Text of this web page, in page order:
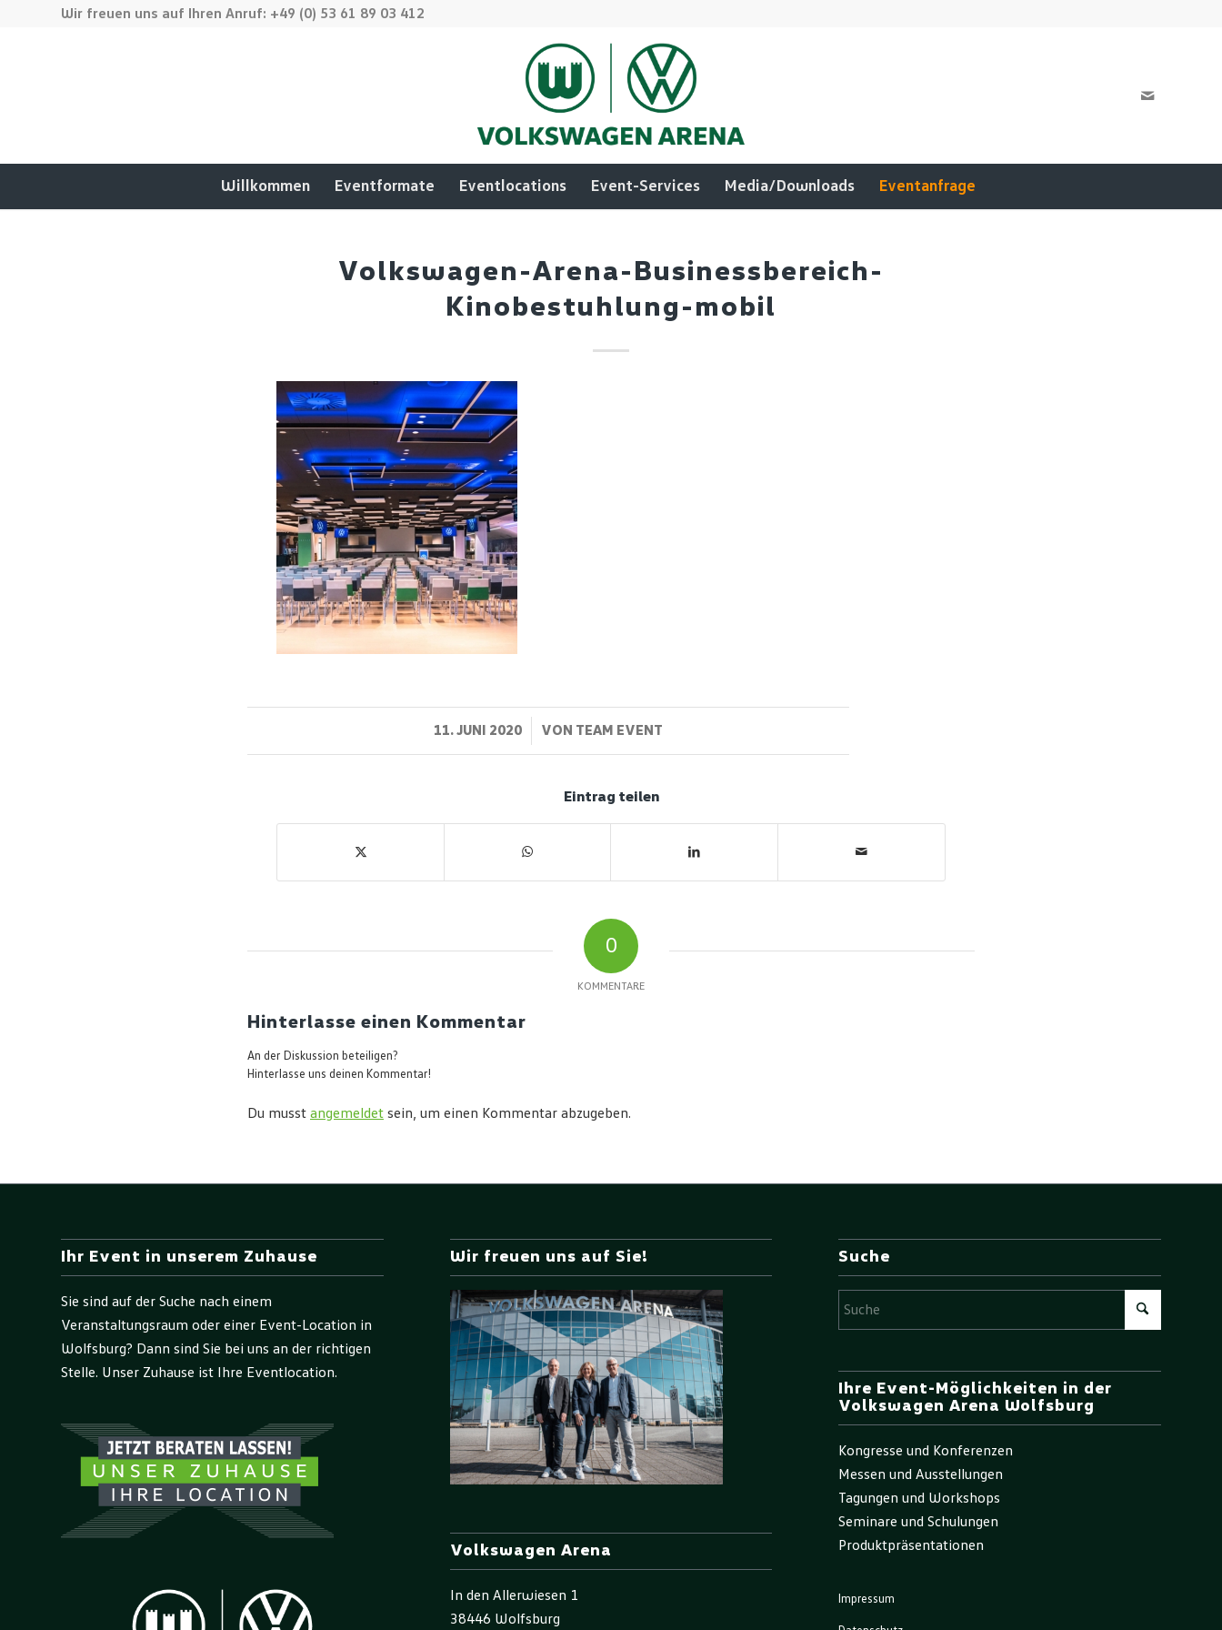
Wir freuen uns auf Ihren Anruf: +49 (0) 53 61 89 03 412
Willkommen Eventformate Eventlocations Event-Services Media/Downloads Eventanfrage
Volkswagen-Arena-Businessbereich-
Kinobestuhlung-mobil
11. JUNI 2020
/ VON TEAM EVENT
Eintrag teilen
0
KOMMENTARE
Hinterlasse einen Kommentar
An der Diskussion beteiligen?
Hinterlasse uns deinen Kommentar!
Du musst angemeldet sein, um einen Kommentar abzugeben.
Ihr Event in unserem Zuhause
Sie sind auf der Suche nach einem
Veranstaltungsraum oder einer Event-Location in
Wolfsburg? Dann sind Sie bei uns an der richtigen
Stelle. Unser Zuhause ist Ihre Eventlocation.
Wir freuen uns auf Sie!
Volkswagen Arena
In den Allerwiesen 1
38446 Wolfsburg
Suche
Ihre Event-Möglichkeiten in der
Volkswagen Arena Wolfsburg
Kongresse und Konferenzen
Messen und Ausstellungen
Tagungen und Workshops
Seminare und Schulungen
Produktpräsentationen
Impressum